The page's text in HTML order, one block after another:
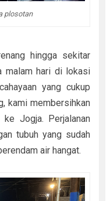
plosotan
hingga sekitar
malam hari di lokasi
yang cukup
kami membersihkan
Jogja. Perjalanan
tubuh yang sudah
air hangat.